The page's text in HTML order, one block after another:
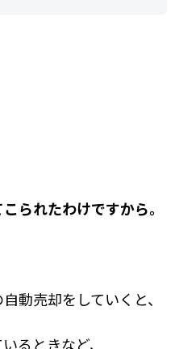
られたわけですから。
動売却をしていくと、
るときなど、